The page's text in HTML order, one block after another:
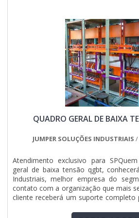
QUADRO GERAL DE BAIXA
JUMPER SOLUÇÕES INDUSTRIAIS /
Atendimento exclusivo para
geral de baixa tensão qgbt,
Industriais, melhor empresa do
contato com a organização que mais
cliente receberá um suporte completo
quadro geral de baixa tensão qgbt,